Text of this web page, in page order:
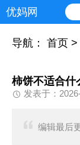
优妈网
导航： 首页 >
柿饼不适合什
发表于：
编辑最后